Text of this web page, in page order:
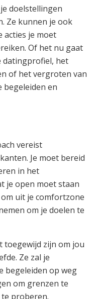
doelstellingen
Ze kunnen je ook
acties je moet
Of het nu gaat
datingprofiel, het
of het vergroten van
begeleiden en
vereist
Je moet bereid
in het
je open moet staan
uit je comfortzone
om je doelen te
toegewijd zijn om jou
Ze zal je
begeleiden op weg
om grenzen te
proberen.